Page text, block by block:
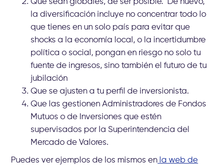
la diversificación incluye no concentrar todo lo
que tienes en un solo país para evitar que
shocks a la economía local, o la incertidumbre
política o social, pongan en riesgo no solo tu
fuente de ingresos, sino también el futuro de tu
jubilación
Que se ajusten a tu perfil de inversionista.
Que las gestionen Administradores de Fondos
Mutuos o de Inversiones que estén
supervisados por la Superintendencia del
Mercado de Valores.
Puedes ver ejemplos de los mismos en la web de